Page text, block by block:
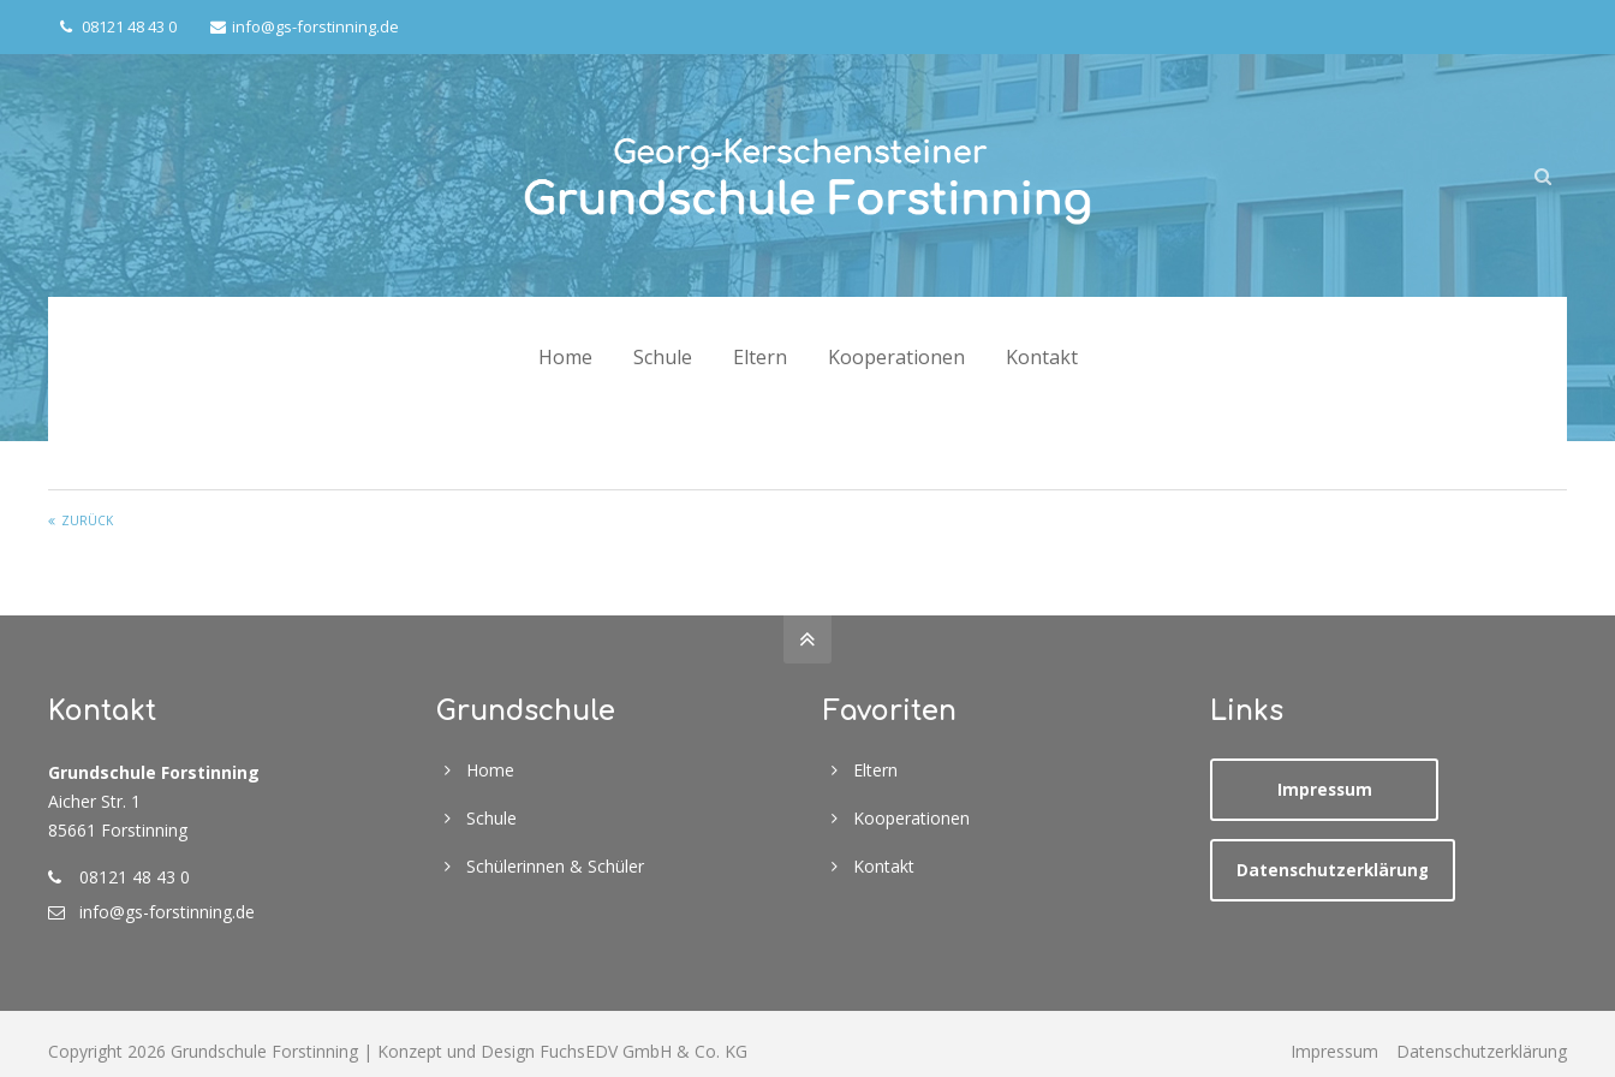
Login
Benutzername
Passwort
Support
Lorem ipsum dolor sit amet:
24h / 365days
Get in touch
Cybersteel Inc.
376-293 City Road, Suite 600
San Francisco, CA 94102
Have any questions?
+44 1234 567 890
info@yourdomain.com
About us
Aenean commodo ligula eget dolor.
quam felis, ultricies nec.
08121 48 43 0 info@gs-forstinning.de
Home Schule Eltern Kooperationen Kontakt
ZURÜCK
Kontakt
Grundschule Forstinning
Aicher Str. 1
85661 Forstinning
08121 48 43 0
info@gs-forstinning.de
Grundschule
Home
Schule
Schülerinnen & Schüler
Favoriten
Eltern
Kooperationen
Kontakt
Links
Impressum
Datenschutzerklärung
Copyright 2026 Grundschule Forstinning | Konzept und Design FuchsEDV GmbH & Co. KG Impressum Datenschutzerklärung